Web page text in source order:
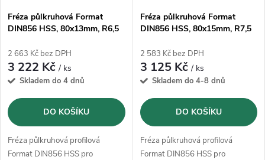
Fréza půlkruhová Format
DIN856 HSS, 80x13mm, R6,5
2 663 Kč bez DPH
3 222 Kč/ ks
Skladem do 4 dnů
DO KOŠÍKU
Fréza půlkruhová profilová
Format DIN856 HSS pro
Fréza půlkruhová Format
DIN856 HSS, 80x15mm, R7,5
2 583 Kč bez DPH
3 125 Kč/ ks
Skladem do 4-8 dnů
DO KOŠÍKU
Fréza půlkruhová profilová
Format DIN856 HSS pro